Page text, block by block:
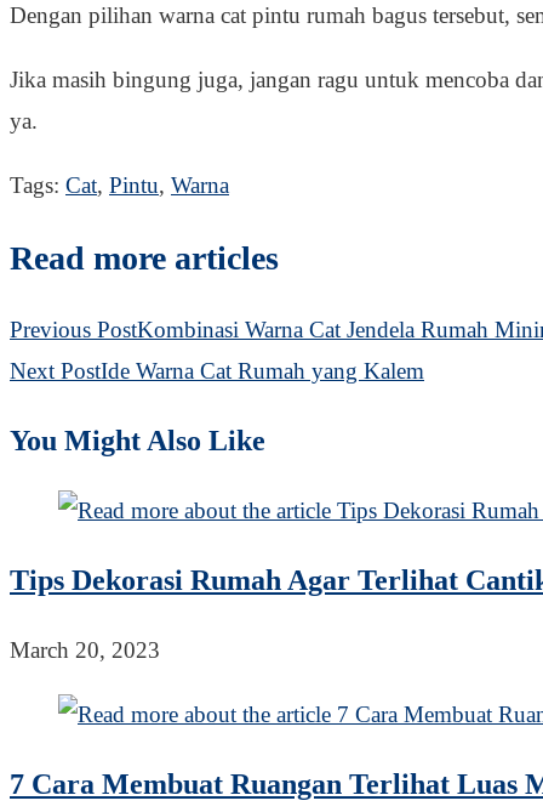
Dengan pilihan warna cat pintu rumah bagus tersebut,
Jika masih bingung juga, jangan ragu untuk mencoba
ya.
Tags: Cat, Pintu, Warna
Read more articles
Previous PostKombinasi Warna Cat Jendela Rumah
Next PostIde Warna Cat Rumah yang Kalem
You Might Also Like
Tips Dekorasi Rumah Agar Terlihat
March 20, 2023
7 Cara Membuat Ruangan Terlihat Luas